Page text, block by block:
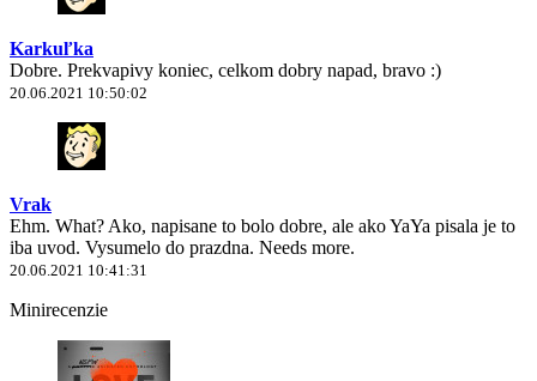
Karkuľka
Dobre. Prekvapivy koniec, celkom dobry napad, bravo :)
20.06.2021 10:50:02
Vrak
Ehm. What? Ako, napisane to bolo dobre, ale ako YaYa pisala je to
iba uvod. Vysumelo do prazdna. Needs more.
20.06.2021 10:41:31
Minirecenzie